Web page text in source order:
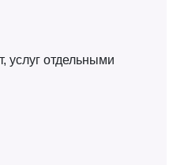
услуг отдельными